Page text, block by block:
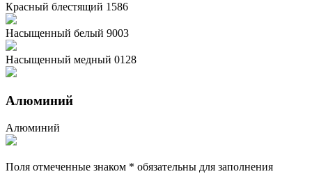
Красный блестящий 1586
Насыщенный белый 9003
Насыщенный медный 0128
Алюминий
Алюминий
Поля отмеченные знаком * обязательны для заполнения